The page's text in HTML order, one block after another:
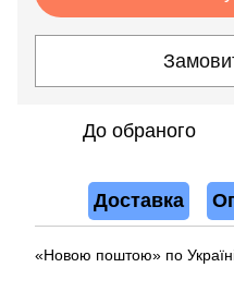
До обраного
Доставка
«Новою поштою» по